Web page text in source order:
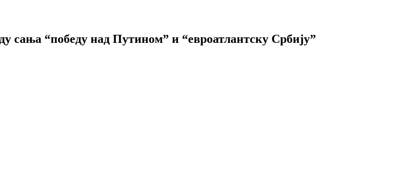
“победу над Путином” и “евроатлантску Србију”